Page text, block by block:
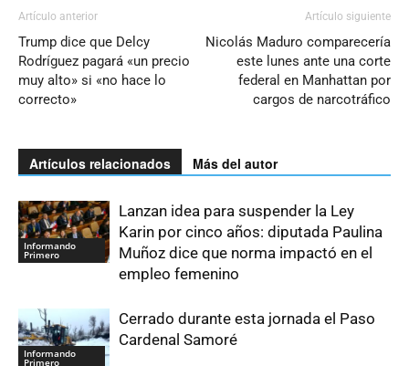
Artículo anterior
Trump dice que Delcy
Rodríguez pagará «un precio
muy alto» si «no hace lo
correcto»
Artículo siguiente
Nicolás Maduro comparecería
este lunes ante una corte
federal en Manhattan por
cargos de narcotráfico
Artículos relacionados Más del autor
Informando
Primero
Lanzan idea para suspender la Ley
Karin por cinco años: diputada Paulina
Muñoz dice que norma impactó en el
empleo femenino
Informando
Primero
Cerrado durante esta jornada el Paso
Cardenal Samoré